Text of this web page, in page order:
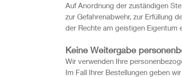
Auf Anordnung der zuständigen
zur Gefahrenabwehr, zur Erfüllung
der Rechte am geistigen Eigentum
Keine Weitergabe
Wir verwenden Ihre
Im Fall Ihrer Bestellungen geben